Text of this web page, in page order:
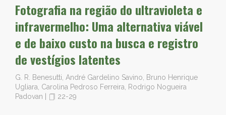
Fotografia na região do ultravioleta e
infravermelho: Uma alternativa viável
e de baixo custo na busca e registro
de vestígios latentes
G. R. Benesutti, André Gardelino Savino, Bruno Henrique
Ugliara, Carolina Pedroso Ferreira, Rodrigo Nogueira
Padovan
22-29